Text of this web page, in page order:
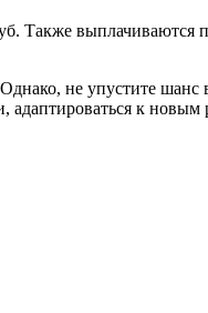
Также
не упустите шанс
адаптироваться к